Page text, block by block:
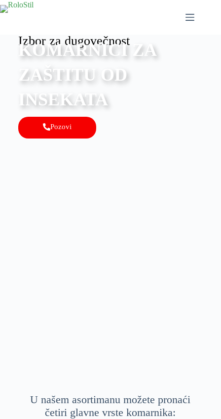
Izbor za dugovečnost
KOMARNICI ZA
ZAŠTITU OD
INSEKATA
Pozovi
U našem asortimanu možete pronaći
četiri glavne vrste komarnika: